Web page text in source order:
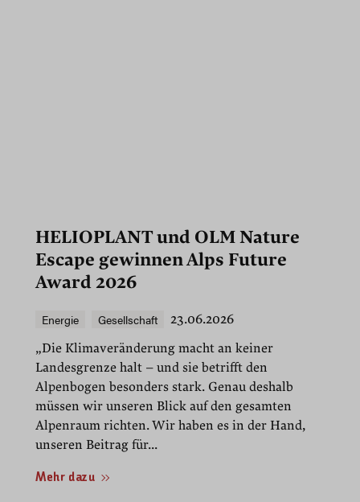
HELIOPLANT und OLM Nature
Escape gewinnen Alps Future
Award 2026
Energie Gesellschaft
23.06.2026
„Die Klimaveränderung macht an keiner
Landesgrenze halt – und sie betrifft den
Alpenbogen besonders stark. Genau deshalb
müssen wir unseren Blick auf den gesamten
Alpenraum richten. Wir haben es in der Hand,
unseren Beitrag für...
Mehr dazu